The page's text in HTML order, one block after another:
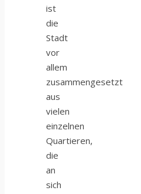
ist
die
Stadt
vor
allem
zusammengesetzt
aus
vielen
einzelnen
Quartieren,
die
an
sich